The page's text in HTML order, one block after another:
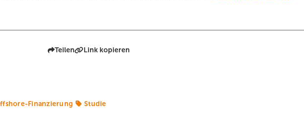
Teilen Link kopieren
Finanzierung Studie